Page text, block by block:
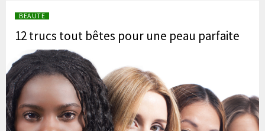
BEAUTE
12 trucs tout bêtes pour une peau parfaite